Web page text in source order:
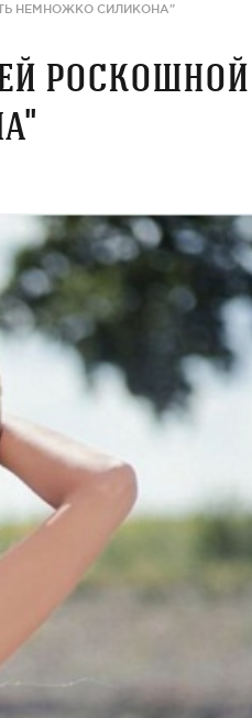
НЕМНОЖКО СИЛИКОНА"
роскошной